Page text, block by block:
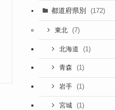
都道府県別 (172)
東北 (7)
北海道 (1)
青森 (1)
岩手 (1)
宮城 (1)